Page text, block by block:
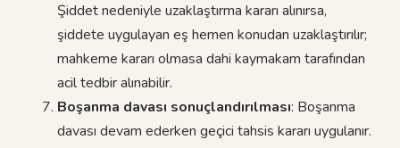
Şiddet nedeniyle uzaklaştırma kararı alınırsa,
şiddete uygulayan eş hemen konudan uzaklaştırılır;
mahkeme kararı olmasa dahi kaymakam tarafından
acil tedbir alınabilir.
Boşanma davası sonuçlandırılması: Boşanma
davası devam ederken geçici tahsis kararı uygulanır.